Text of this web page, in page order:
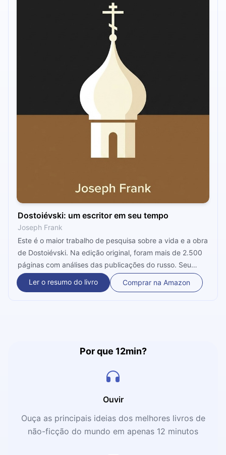
Dostoiévski: um escritor em seu tempo
Joseph Frank
Este é o maior trabalho de pesquisa sobre a vida e a obra
de Dostoiévski. Na edição original, foram mais de 2.500
páginas com análises das publicações do russo. Seu
autor, Joseph Frank, foi um estudioso da literatura
estadunidense e tem sua obra citada como uma das
Ler o resumo do livro Comprar na Amazon
Por que 12min?
Ouvir
Ouça as principais ideias dos melhores livros de
não-ficção do mundo em apenas 12 minutos